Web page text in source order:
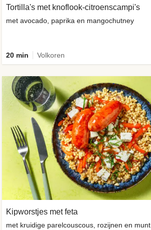
Tortilla's met knoflook-citroenscampi's
met avocado, paprika en mangochutney
20 min Volkoren
Kipworstjes met feta
met kruidige parelcouscous, rozijnen en munt